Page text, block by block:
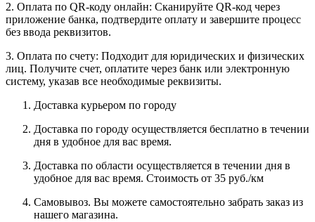
2. Оплата по QR-коду онлайн: Сканируйте QR-код через
приложение банка, подтвердите оплату и завершите процесс
без ввода реквизитов.
3. Оплата по счету: Подходит для юридических и физических
лиц. Получите счет, оплатите через банк или электронную
систему, указав все необходимые реквизиты.
Доставка курьером по городу
Доставка по городу осуществляется бесплатно в течении
дня в удобное для вас время.
Доставка по области осуществляется в течении дня в
удобное для вас время. Стоимость от 35 руб./км
Самовывоз. Вы можете самостоятельно забрать заказ из
нашего магазина.